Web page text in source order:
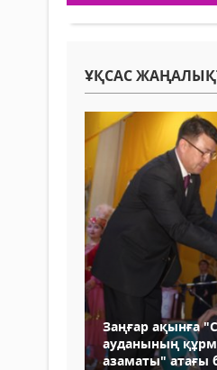
ҰҚСАС
Заңғар ақынға
ауданының
азаматы" атағы